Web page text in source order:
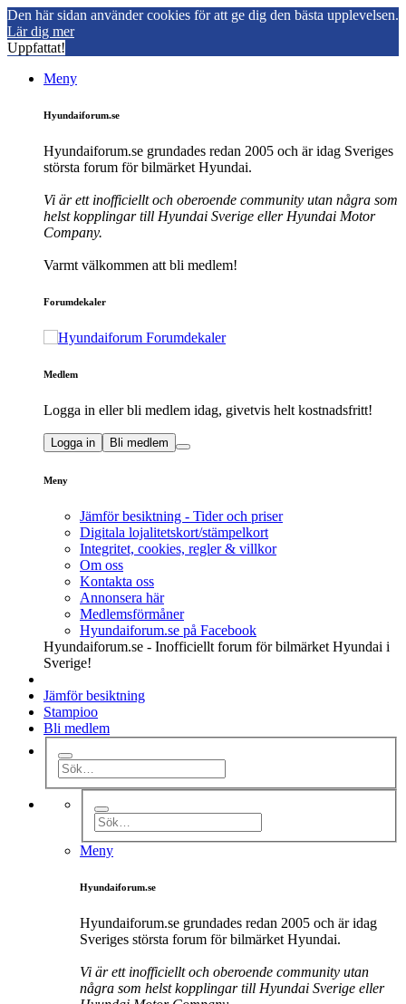
Den här sidan använder cookies för att ge dig den bästa upplevelsen.
Lär dig mer
Uppfattat!
Meny
Hyundaiforum.se
Hyundaiforum.se grundades redan 2005 och är idag Sveriges
största forum för bilmärket Hyundai.
Vi är ett inofficiellt och oberoende community utan några som
helst kopplingar till Hyundai Sverige eller Hyundai Motor
Company.
Varmt välkommen att bli medlem!
Forumdekaler
Medlem
Logga in eller bli medlem idag, givetvis helt kostnadsfritt!
Logga in Bli medlem
Meny
Jämför besiktning - Tider och priser
Digitala lojalitetskort/stämpelkort
Integritet, cookies, regler & villkor
Om oss
Kontakta oss
Annonsera här
Medlemsförmåner
Hyundaiforum.se på Facebook
Hyundaiforum.se - Inofficiellt forum för bilmärket Hyundai i
Sverige!
Jämför besiktning
Stampioo
Bli medlem
Meny
Hyundaiforum.se
Hyundaiforum.se grundades redan 2005 och är idag
Sveriges största forum för bilmärket Hyundai.
Vi är ett inofficiellt och oberoende community utan
några som helst kopplingar till Hyundai Sverige eller